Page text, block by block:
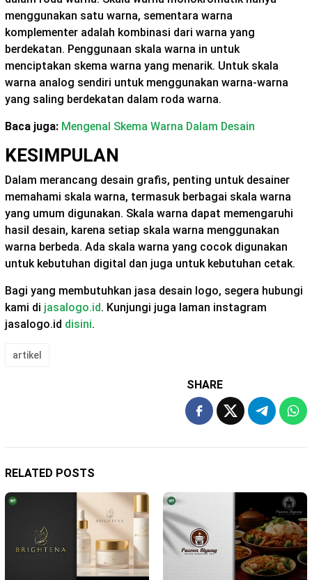
menggunakan satu warna, sementara warna
komplementer adalah kombinasi dari warna yang
berdekatan. Penggunaan skala warna in untuk
menciptakan skema warna yang menarik. Untuk skala
warna analog sendiri untuk menggunakan warna-warna
yang saling berdekatan dalam roda warna.
Baca juga: Mengenal Skema Warna Dalam Desain
KESIMPULAN
Dalam merancang desain grafis, penting untuk desainer
memahami skala warna, termasuk berbagai skala warna
yang umum digunakan. Skala warna dapat memengaruhi
hasil desain, karena setiap skala warna menggunakan
warna berbeda. Ada skala warna yang cocok digunakan
untuk kebutuhan digital dan juga untuk kebutuhan cetak.
Bagi yang membutuhkan jasa desain logo, segera hubungi
kami di jasalogo.id. Kunjungi juga laman instagram
jasalogo.id disini.
artikel
SHARE
RELATED POSTS